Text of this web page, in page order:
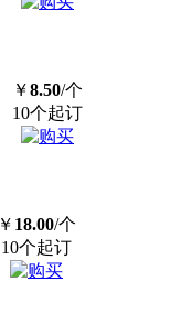
￥8.50/个
10个起订
￥ 18.00/个
10个起订